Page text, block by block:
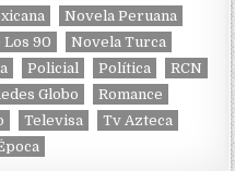
Novela Peruana
Los 90
Novela Turca
Policial Política
RCN
Globo
Romance
Televisa
Tv Azteca